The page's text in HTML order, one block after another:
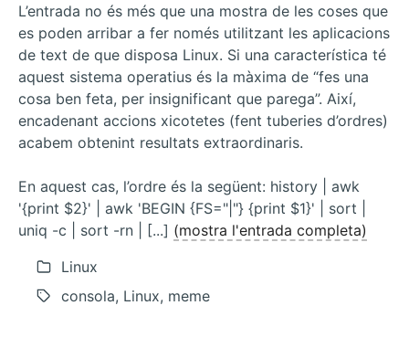
L’entrada no és més que una mostra de les coses que
es poden arribar a fer només utilitzant les aplicacions
de text de que disposa Linux. Si una característica té
aquest sistema operatius és la màxima de “fes una
cosa ben feta, per insignificant que parega”. Així,
encadenant accions xicotetes (fent tuberies d’ordres)
acabem obtenint resultats extraordinaris.
En aquest cas, l’ordre és la següent: history | awk
'{print $2}' | awk 'BEGIN {FS="|"} {print $1}' | sort |
uniq -c | sort -rn | [...] (mostra l'entrada completa)
Linux
consola, Linux, meme